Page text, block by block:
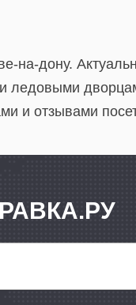
на-дону.
ледовыми
и отзывами